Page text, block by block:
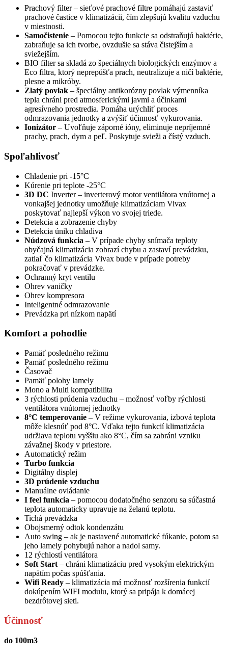
Prachový filter – sieťové prachové filtre pomáhajú zastaviť
prachové častice v klimatizácii, čím zlepšujú kvalitu vzduchu
v miestnosti.
Samočistenie – Pomocou tejto funkcie sa odstraňujú baktérie,
zabraňuje sa ich tvorbe, ovzdušie sa stáva čistejším a
sviežejším.
BIO filter sa skladá zo špeciálnych biologických enzýmov a
Eco filtra, ktorý neprepúšťa prach, neutralizuje a ničí baktérie,
plesne a mikróby.
Zlatý povlak – špeciálny antikorózny povlak výmenníka
tepla chráni pred atmosferickými javmi a účinkami
agresívneho prostredia. Pomáha urýchliť proces
odmrazovania jednotky a zvýšiť účinnosť vykurovania.
Ionizátor – Uvoľňuje záporné ióny, eliminuje nepríjemné
prachy, prach, dym a peľ. Poskytuje svieži a čístý vzduch.
Spoľahlivosť
Chladenie pri -15°C
Kúrenie pri teplote -25°C
3D DC Inverter – inverterový motor ventilátora vnútornej a
vonkajšej jednotky umožňuje klimatizáciam Vivax
poskytovať najlepší výkon vo svojej triede.
Detekcia a zobrazenie chyby
Detekcia úniku chladiva
Núdzová funkcia – V prípade chyby snímača teploty
obyčajná klimatizácia zobrazí chybu a zastaví prevádzku,
zatiaľ čo klimatizácia Vivax bude v prípade potreby
pokračovať v prevádzke.
Ochranný kryt ventilu
Ohrev vaničky
Ohrev kompresora
Inteligentné odmrazovanie
Prevádzka pri nízkom napätí
Komfort a pohodlie
Pamäť posledného režimu
Pamäť posledného režimu
Časovač
Pamäť polohy lamely
Mono a Multi kompatibilita
3 rýchlosti prúdenia vzduchu – možnosť voľby rýchlosti
ventilátora vnútornej jednotky
8°C temperovanie –V režime vykurovania, izbová teplota
môže klesnúť pod 8°C. Vďaka tejto funkcií klimatizácia
udržiava teplotu vyššiu ako 8°C, čím sa zabráni vzniku
závažnej škody v priestore.
Automatický režim
Turbo funkcia
Digitálny displej
3D prúdenie vzduchu
Manuálne ovládanie
I feel funkcia –pomocou dodatočného senzoru sa súčastná
teplota automaticky upravuje na želanú teplotu.
Tichá prevádzka
Obojsmerný odtok kondenzátu
Auto swing – ak je nastavené automatické fúkanie, potom sa
jeho lamely pohybujú nahor a nadol samy.
12 rýchlostí ventilátora
Soft Start – chráni klimatizáciu pred vysokým elektrickým
napätím počas spúšťania.
Wifi Ready – klimatizácia má možnosť rozšírenia funkcií
dokúpením WIFI modulu, ktorý sa pripája k domácej
bezdrôtovej sieti.
Účinnosť
do 100m3